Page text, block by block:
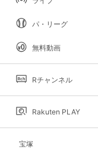
パ・リーグ
無料動画
Rチャンネル
Rakuten PLAY
宝塚